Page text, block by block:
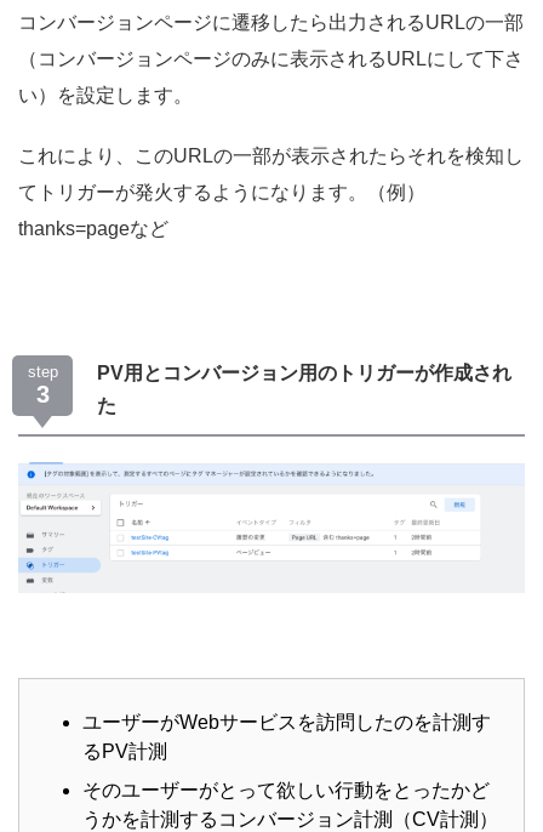
コンバージョンページに遷移したら出力されるURLの一部
（コンバージョンページのみに表示されるURLにして下さ
い）を設定します。
これにより、このURLの一部が表示されたらそれを検知し
てトリガーが発火するようになります。（例）
thanks=pageなど
step
3
PV用とコンバージョン用のトリガーが作成され
た
ユーザーがWebサービスを訪問したのを計測す
るPV計測
そのユーザーがとって欲しい行動をとったかど
うかを計測するコンバージョン計測（CV計測）